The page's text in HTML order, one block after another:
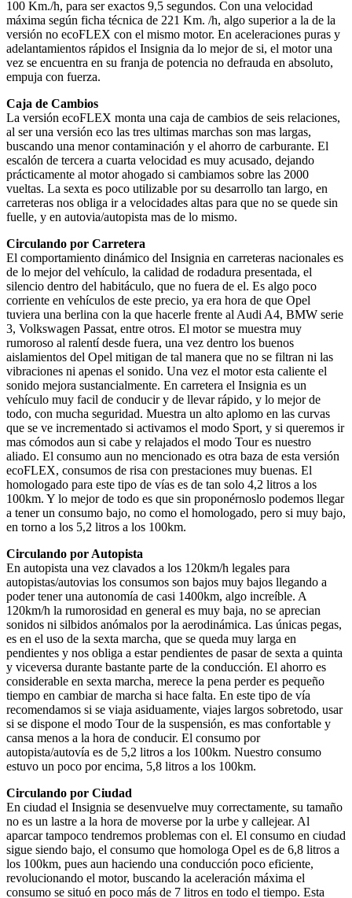
100 Km./h, para ser exactos 9,5 segundos. Con una velocidad
máxima según ficha técnica de 221 Km. /h, algo superior a la de la
versión no ecoFLEX con el mismo motor. En aceleraciones puras y
adelantamientos rápidos el Insignia da lo mejor de si, el motor una
vez se encuentra en su franja de potencia no defrauda en absoluto,
empuja con fuerza.
Caja de Cambios
La versión ecoFLEX monta una caja de cambios de seis relaciones,
al ser una versión eco las tres ultimas marchas son mas largas,
buscando una menor contaminación y el ahorro de carburante. El
escalón de tercera a cuarta velocidad es muy acusado, dejando
prácticamente al motor ahogado si cambiamos sobre las 2000
vueltas. La sexta es poco utilizable por su desarrollo tan largo, en
carreteras nos obliga ir a velocidades altas para que no se quede sin
fuelle, y en autovia/autopista mas de lo mismo.
Circulando por Carretera
El comportamiento dinámico del Insignia en carreteras nacionales es
de lo mejor del vehículo, la calidad de rodadura presentada, el
silencio dentro del habitáculo, que no fuera de el. Es algo poco
corriente en vehículos de este precio, ya era hora de que Opel
tuviera una berlina con la que hacerle frente al Audi A4, BMW serie
3, Volkswagen Passat, entre otros. El motor se muestra muy
rumoroso al ralentí desde fuera, una vez dentro los buenos
aislamientos del Opel mitigan de tal manera que no se filtran ni las
vibraciones ni apenas el sonido. Una vez el motor esta caliente el
sonido mejora sustancialmente. En carretera el Insignia es un
vehículo muy facil de conducir y de llevar rápido, y lo mejor de
todo, con mucha seguridad. Muestra un alto aplomo en las curvas
que se ve incrementado si activamos el modo Sport, y si queremos ir
mas cómodos aun si cabe y relajados el modo Tour es nuestro
aliado. El consumo aun no mencionado es otra baza de esta versión
ecoFLEX, consumos de risa con prestaciones muy buenas. El
homologado para este tipo de vías es de tan solo 4,2 litros a los
100km. Y lo mejor de todo es que sin proponérnoslo podemos llegar
a tener un consumo bajo, no como el homologado, pero si muy bajo,
en torno a los 5,2 litros a los 100km.
Circulando por Autopista
En autopista una vez clavados a los 120km/h legales para
autopistas/autovias los consumos son bajos muy bajos llegando a
poder tener una autonomía de casi 1400km, algo increíble. A
120km/h la rumorosidad en general es muy baja, no se aprecian
sonidos ni silbidos anómalos por la aerodinámica. Las únicas pegas,
es en el uso de la sexta marcha, que se queda muy larga en
pendientes y nos obliga a estar pendientes de pasar de sexta a quinta
y viceversa durante bastante parte de la conducción. El ahorro es
considerable en sexta marcha, merece la pena perder es pequeño
tiempo en cambiar de marcha si hace falta. En este tipo de vía
recomendamos si se viaja asiduamente, viajes largos sobretodo, usar
si se dispone el modo Tour de la suspensión, es mas confortable y
cansa menos a la hora de conducir. El consumo por
autopista/autovía es de 5,2 litros a los 100km. Nuestro consumo
estuvo un poco por encima, 5,8 litros a los 100km.
Circulando por Ciudad
En ciudad el Insignia se desenvuelve muy correctamente, su tamaño
no es un lastre a la hora de moverse por la urbe y callejear. Al
aparcar tampoco tendremos problemas con el. El consumo en ciudad
sigue siendo bajo, el consumo que homologa Opel es de 6,8 litros a
los 100km, pues aun haciendo una conducción poco eficiente,
revolucionando el motor, buscando la aceleración máxima el
consumo se situó en poco más de 7 litros en todo el tiempo. Esta